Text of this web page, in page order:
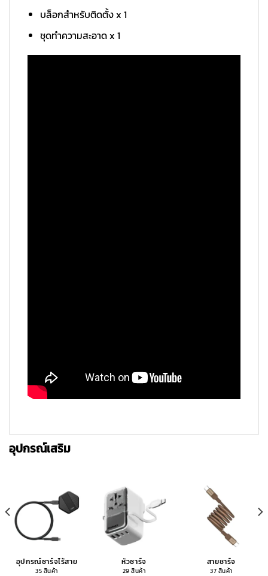
บล็อกสำหรับติดตั้ง x 1
ชุดทำความสะอาด x 1
อุปกรณ์เสริม
อุปกรณ์ชาร์จไร้สาย
35 สินค้า
หัวชาร์จ
29 สินค้า
สายชาร์จ
37 สินค้า